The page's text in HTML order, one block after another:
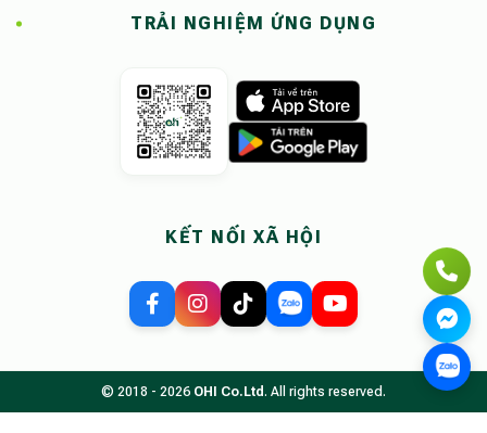
TRẢI NGHIỆM ỨNG DỤNG
KẾT NỐI XÃ HỘI
© 2018 - 2026 OHI Co.Ltd. All rights reserved.